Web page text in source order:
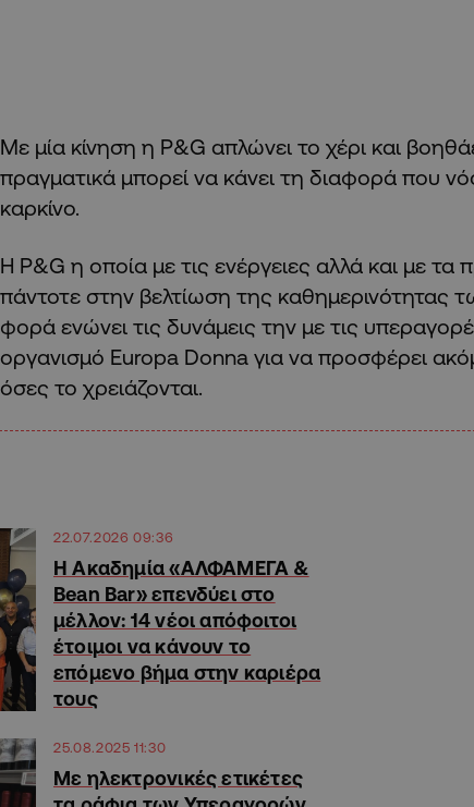
Με μία κίνηση η P&G απλώνει το χέρι και
πραγματικά μπορεί να κάνει τη διαφορά που
καρκίνο.
Η P&G η οποία με τις ενέργειες αλλά και με τα
πάντοτε στην βελτίωση της καθημερινότητας
φορά ενώνει τις δυνάμεις την με τις
οργανισμό Europa Donna για να προσφέρει
όσες το χρειάζονται.
22.07.2026 09:36
Η Ακαδημία «ΑΛΦΑΜΕΓΑ &
Bean Bar» επενδύει στο
μέλλον: 14 νέοι απόφοιτοι
έτοιμοι να κάνουν το
επόμενο βήμα στην καριέρα
τους
25.08.2025 11:30
Με ηλεκτρονικές ετικέτες